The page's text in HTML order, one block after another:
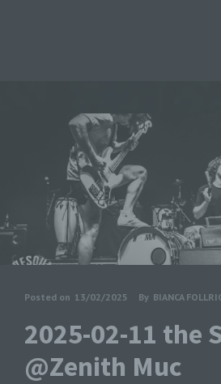
Posted on 13/02/2025 By BIANCA
2025-02-11 the
@Zenith Muc